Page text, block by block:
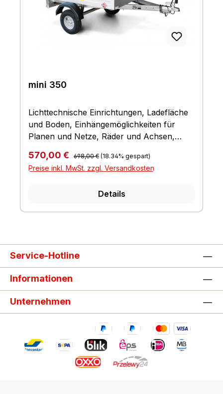
mini 350
Lichttechnische Einrichtungen, Ladefläche
und Boden, Einhängemöglichkeiten für
Planen und Netze, Räder und Achsen,
Rahmen
Verkaufspreis:
570,00 € Regulärer Preis:
698,00 € (18.34% gespart)
Preise inkl. MwSt. zzgl. Versandkosten
Details
Service-Hotline
Informationen
Unternehmen